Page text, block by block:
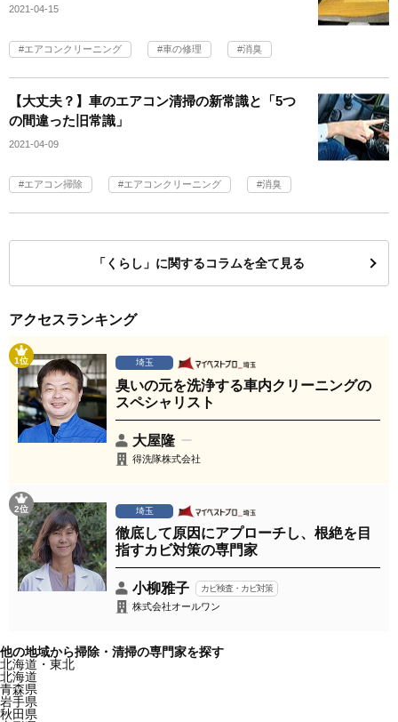
2021-04-15
エアコンクリーニング 車の修理 消臭
【大丈夫？】車のエアコン清掃の新常識と「5つ
の間違った旧常識」
2021-04-09
エアコン掃除 エアコンクリーニング 消臭
「くらし」に関するコラムを全て見る
アクセスランキング
1位 埼玉
臭いの元を洗浄する車内クリーニングの
スペシャリスト
大屋隆
得洗隊株式会社
2位 埼玉
徹底して原因にアプローチし、根絶を目
指すカビ対策の専門家
小柳雅子 カビ検査・カビ対策
株式会社オールワン
他の地域から掃除・清掃の専門家を探す
北海道・東北
北海道
青森県
岩手県
秋田県